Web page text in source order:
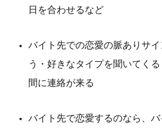
日を合わせるなど
バイト先での恋愛の脈ありサ
う・好きなタイプを聞いてく
間に連絡が来る
バイト先で恋愛するのなら、